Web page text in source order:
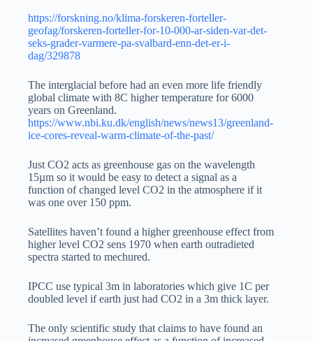
https://forskning.no/klima-forskeren-forteller-
geofag/forskeren-forteller-for-10-000-ar-siden-var-det-
seks-grader-varmere-pa-svalbard-enn-det-er-i-
dag/329878
The interglacial before had an even more life friendly
global climate with 8C higher temperature for 6000
years on Greenland.
https://www.nbi.ku.dk/english/news/news13/greenland-
ice-cores-reveal-warm-climate-of-the-past/
Just CO2 acts as greenhouse gas on the wavelength
15µm so it would be easy to detect a signal as a
function of changed level CO2 in the atmosphere if it
was one over 150 ppm.
Satellites haven’t found a higher greenhouse effect from
higher level CO2 sens 1970 when earth outradieted
spectra started to mechured.
IPCC use typical 3m in laboratories which give 1C per
doubled level if earth just had CO2 in a 3m thick layer.
The only scientific study that claims to have found an